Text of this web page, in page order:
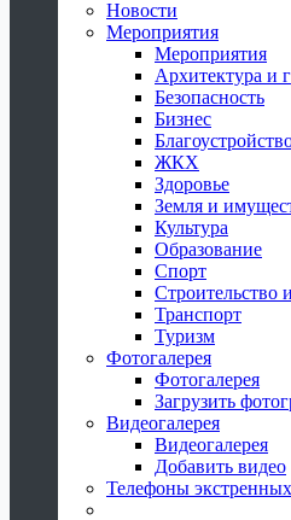
Новости
Мероприятия
Мероприятия
Архитектура и
Безопасность
Бизнес
ЖКХ
Здоровье
Земля и
Культура
Образование
Спорт
Строительство
Транспорт
Туризм
Фотогалерея
Фотогалерея
Загрузить
Видеогалерея
Видеогалерея
Добавить видео
Телефоны